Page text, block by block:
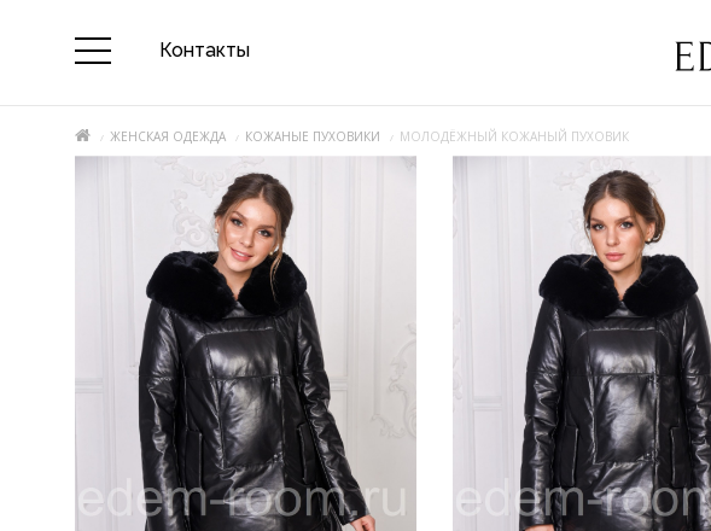
Контакты
ЖЕНСКАЯ ОДЕЖДА КОЖАНЫЕ ПУХОВИКИ МОЛОДЁЖНЫЙ КОЖАНЫЙ ПУХОВИК